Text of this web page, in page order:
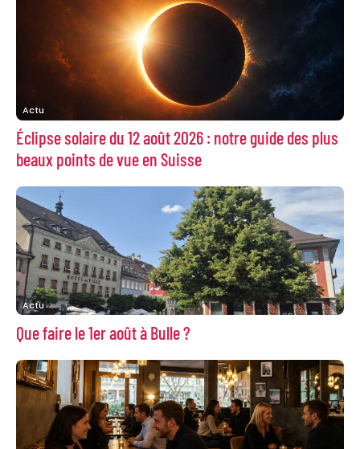
Actu
Éclipse solaire du 12 août 2026 : notre guide des plus
beaux points de vue en Suisse
Actu
Que faire le 1er août à Bulle ?